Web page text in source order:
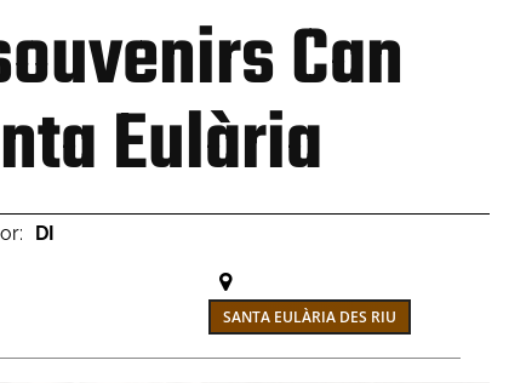
Can
Eulària
DI
SANTA EULÀRIA DES RIU